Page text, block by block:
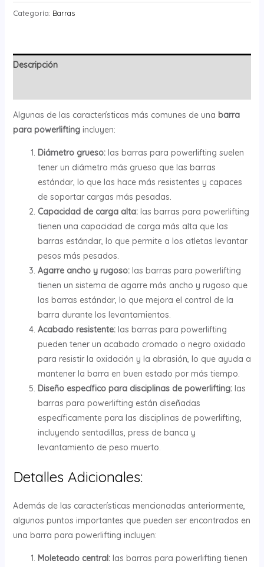
Categoría: Barras
Descripción
Algunas de las características más comunes de una barra
para powerliftingincluyen:
Diámetro grueso:las barras para powerlifting suelen
tener un diámetro más grueso que las barras
estándar, lo que las hace más resistentes y capaces
de soportar cargas más pesadas.
Capacidad de carga alta:las barras para powerlifting
tienen una capacidad de carga más alta que las
barras estándar, lo que permite a los atletas levantar
pesos más pesados.
Agarre ancho y rugoso:las barras para powerlifting
tienen un sistema de agarre más ancho y rugoso que
las barras estándar, lo que mejora el control de la
barra durante los levantamientos.
Acabado resistente:las barras para powerlifting
pueden tener un acabado cromado o negro oxidado
para resistir la oxidación y la abrasión, lo que ayuda a
mantener la barra en buen estado por más tiempo.
Diseño específico para disciplinas de powerlifting:las
barras para powerlifting están diseñadas
específicamente para las disciplinas de powerlifting,
incluyendo sentadillas, press de banca y
levantamiento de peso muerto.
Detalles Adicionales:
Además de las características mencionadas anteriormente,
algunos puntos importantes que pueden ser encontrados en
una barra para powerlifting incluyen:
Moleteado central:las barras para powerlifting tienen